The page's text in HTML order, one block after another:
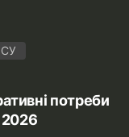
потреби
2026